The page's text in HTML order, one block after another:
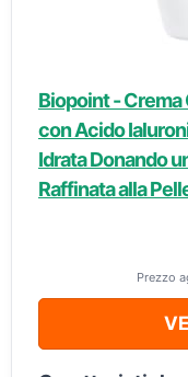
Biopoint - Crema
con Acido
Idrata Donando
Raffinata alla
Prezzo